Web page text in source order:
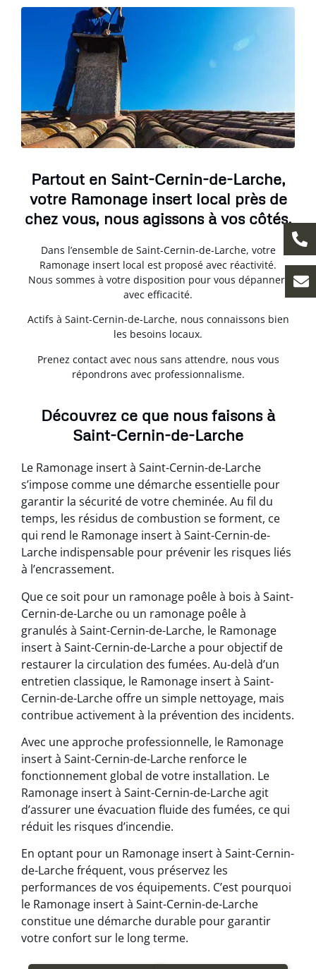
Partout en Saint-Cernin-de-Larche,
votre Ramonage insert local près de
chez vous, nous agissons à vos côtés.
Dans l’ensemble de Saint-Cernin-de-Larche, votre
Ramonage insert local est proposé avec réactivité.
Nous sommes à votre disposition pour vous dépanner,
avec efficacité.
Actifs à Saint-Cernin-de-Larche, nous connaissons bien
les besoins locaux.
Prenez contact avec nous sans attendre, nous vous
répondrons avec professionnalisme.
Découvrez ce que nous faisons à
Saint-Cernin-de-Larche
Le Ramonage insert à Saint-Cernin-de-Larche
s’impose comme une démarche essentielle pour
garantir la sécurité de votre cheminée. Au fil du
temps, les résidus de combustion se forment, ce
qui rend le Ramonage insert à Saint-Cernin-de-
Larche indispensable pour prévenir les risques liés
à l’encrassement.
Que ce soit pour un ramonage poêle à bois à Saint-
Cernin-de-Larche ou un ramonage poêle à
granulés à Saint-Cernin-de-Larche, le Ramonage
insert à Saint-Cernin-de-Larche a pour objectif de
restaurer la circulation des fumées. Au-delà d’un
entretien classique, le Ramonage insert à Saint-
Cernin-de-Larche offre un simple nettoyage, mais
contribue activement à la prévention des incidents.
Avec une approche professionnelle, le Ramonage
insert à Saint-Cernin-de-Larche renforce le
fonctionnement global de votre installation. Le
Ramonage insert à Saint-Cernin-de-Larche agit
d’assurer une évacuation fluide des fumées, ce qui
réduit les risques d’incendie.
En optant pour un Ramonage insert à Saint-Cernin-
de-Larche fréquent, vous préservez les
performances de vos équipements. C’est pourquoi
le Ramonage insert à Saint-Cernin-de-Larche
constitue une démarche durable pour garantir
votre confort sur le long terme.